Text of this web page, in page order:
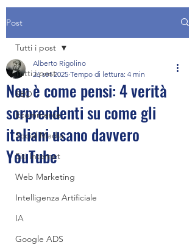
Post
Tutti i post
SEO
Ecommerce
Social Media
Siti Internet
Web Marketing
Intelligenza Artificiale
IA
Google ADS
Tutti i post
Non è come pensi: 4 verità
sorprendenti su come gli
italiani usano davvero
YouTube
Alberto Rigolino
26 set 2025 Tempo di lettura: 4 min